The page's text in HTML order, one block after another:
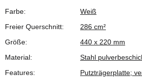
Produkteigenschaft
Wert
Farbe:
Weiß
Freier Querschnitt:
286 cm²
Größe:
440 x 220 mm
Material:
Stahl
Features:
Putzträgerplatte;